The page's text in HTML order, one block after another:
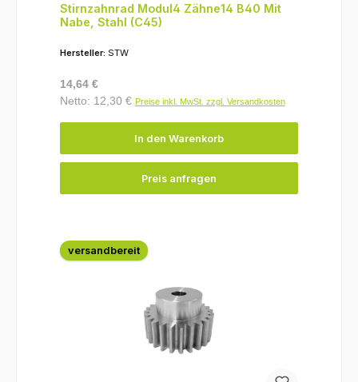
Stirnzahnrad Modul4 Zähne14 B40 Mit
Nabe, Stahl (C45)
Hersteller: STW
Regulärer Preis:
14,64 €
Netto: 12,30 € Preise inkl. MwSt. zzgl. Versandkosten
In den Warenkorb
Preis anfragen
versandbereit